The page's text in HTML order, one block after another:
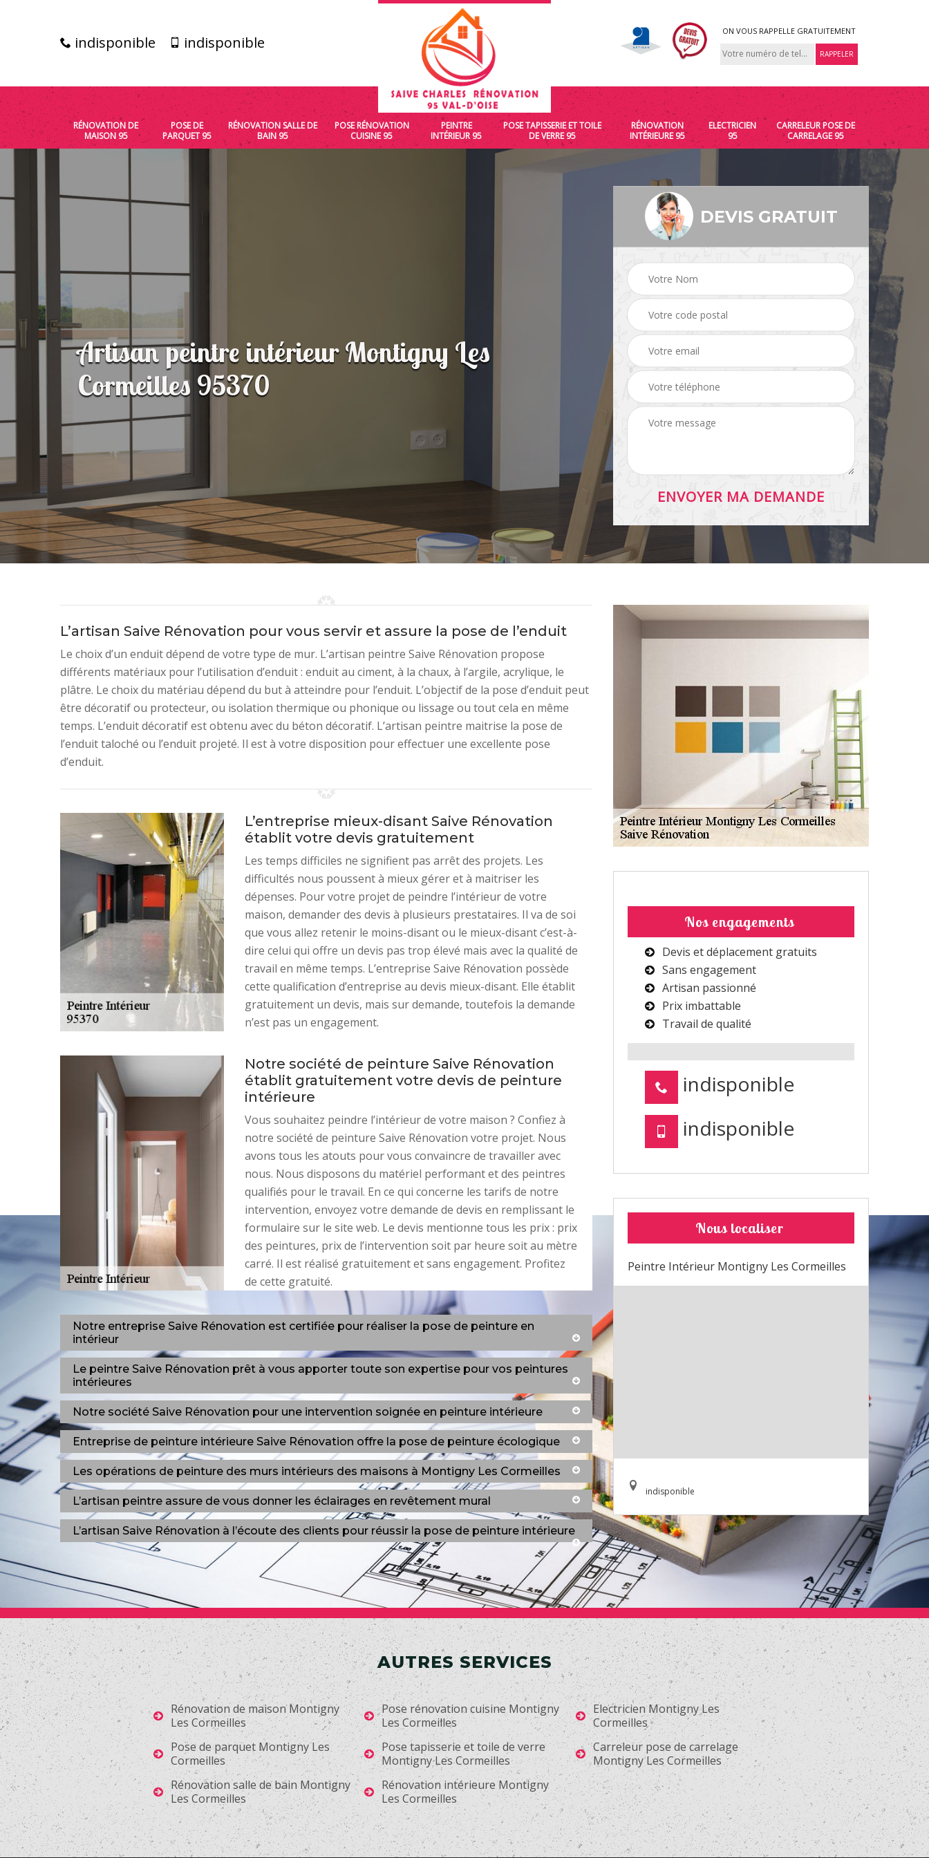
indisponible indisponible
ON VOUS RAPPELLE GRATUITEMENT
RÉNOVATION DE
MAISON 95
POSE DE
PARQUET 95
RÉNOVATION SALLE DE
BAIN 95
POSE RÉNOVATION
CUISINE 95
PEINTRE
INTÉRIEUR 95
POSE TAPISSERIE ET TOILE
DE VERRE 95
RÉNOVATION
INTÉRIEURE 95
ELECTRICIEN
95
CARRELEUR POSE DE
CARRELAGE 95
Artisan peintre intérieur Montigny Les
Cormeilles 95370
DEVIS GRATUIT
L’artisan Saive Rénovation pour vous servir et assure la pose de l’enduit
Le choix d’un enduit dépend de votre type de mur. L’artisan peintre Saive Rénovation propose
différents matériaux pour l’utilisation d’enduit : enduit au ciment, à la chaux, à l’argile, acrylique, le
plâtre. Le choix du matériau dépend du but à atteindre pour l’enduit. L’objectif de la pose d’enduit peut
être décoratif ou protecteur, ou isolation thermique ou phonique ou lissage ou tout cela en même
temps. L’enduit décoratif est obtenu avec du béton décoratif. L’artisan peintre maitrise la pose de
l’enduit taloché ou l’enduit projeté. Il est à votre disposition pour effectuer une excellente pose
d’enduit.
L’entreprise mieux-disant Saive Rénovation
établit votre devis gratuitement
Les temps difficiles ne signifient pas arrêt des projets. Les
difficultés nous poussent à mieux gérer et à maitriser les
dépenses. Pour votre projet de peindre l’intérieur de votre
maison, demander des devis à plusieurs prestataires. Il va de soi
que vous allez retenir le moins-disant ou le mieux-disant c’est-à-
dire celui qui offre un devis pas trop élevé mais avec la qualité de
travail en même temps. L’entreprise Saive Rénovation possède
cette qualification d’entreprise au devis mieux-disant. Elle établit
gratuitement un devis, mais sur demande, toutefois la demande
n’est pas un engagement.
Notre société de peinture Saive Rénovation
établit gratuitement votre devis de peinture
intérieure
Vous souhaitez peindre l’intérieur de votre maison ? Confiez à
notre société de peinture Saive Rénovation votre projet. Nous
avons tous les atouts pour vous convaincre de travailler avec
nous. Nous disposons du matériel performant et des peintres
qualifiés pour le travail. En ce qui concerne les tarifs de notre
intervention, envoyez votre demande de devis en remplissant le
formulaire sur le site web. Le devis mentionne tous les prix : prix
des peintures, prix de l’intervention soit par heure soit au mètre
carré. Il est réalisé gratuitement et sans engagement. Profitez
de cette gratuité.
Notre entreprise Saive Rénovation est certifiée pour réaliser la pose de peinture en
intérieur
Le peintre Saive Rénovation prêt à vous apporter toute son expertise pour vos peintures
intérieures
Notre société Saive Rénovation pour une intervention soignée en peinture intérieure
Entreprise de peinture intérieure Saive Rénovation offre la pose de peinture écologique
Les opérations de peinture des murs intérieurs des maisons à Montigny Les Cormeilles
L’artisan peintre assure de vous donner les éclairages en revêtement mural
L’artisan Saive Rénovation à l’écoute des clients pour réussir la pose de peinture intérieure
Nos engagements
Devis et déplacement gratuits
Sans engagement
Artisan passionné
Prix imbattable
Travail de qualité
indisponible
indisponible
Nous localiser
Peintre Intérieur Montigny Les Cormeilles
indisponible
AUTRES SERVICES
Rénovation de maison Montigny
Les Cormeilles
Pose de parquet Montigny Les
Cormeilles
Rénovation salle de bain Montigny
Les Cormeilles
Pose rénovation cuisine Montigny
Les Cormeilles
Pose tapisserie et toile de verre
Montigny Les Cormeilles
Rénovation intérieure Montigny
Les Cormeilles
Electricien Montigny Les
Cormeilles
Carreleur pose de carrelage
Montigny Les Cormeilles